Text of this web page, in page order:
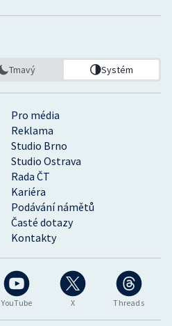
YouTube X Threads
Pro média
Reklama
Studio Brno
Studio Ostrava
Rada ČT
Kariéra
Podávání námětů
Časté dotazy
Kontakty
Tmavý Systém